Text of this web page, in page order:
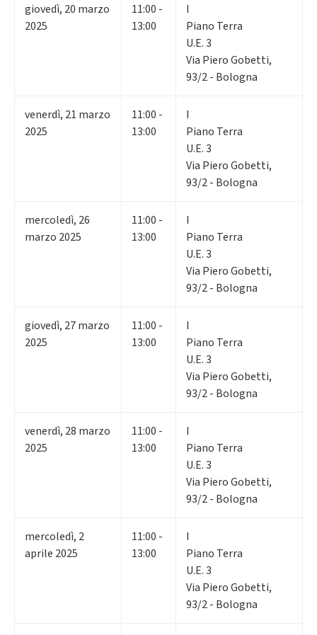
giovedì, 20 marzo
2025
11:00 -
13:00
I
Piano Terra
U.E. 3
Via Piero Gobetti,
93/2 - Bologna
venerdì, 21 marzo
2025
11:00 -
13:00
I
Piano Terra
U.E. 3
Via Piero Gobetti,
93/2 - Bologna
mercoledì, 26
marzo 2025
11:00 -
13:00
I
Piano Terra
U.E. 3
Via Piero Gobetti,
93/2 - Bologna
giovedì, 27marzo
2025
11:00 -
13:00
I
Piano Terra
U.E. 3
Via Piero Gobetti,
93/2 - Bologna
venerdì, 28 marzo
2025
11:00 -
13:00
I
Piano Terra
U.E. 3
Via Piero Gobetti,
93/2 - Bologna
mercoledì, 2
aprile 2025
11:00 -
13:00
I
Piano Terra
U.E. 3
Via Piero Gobetti,
93/2 - Bologna